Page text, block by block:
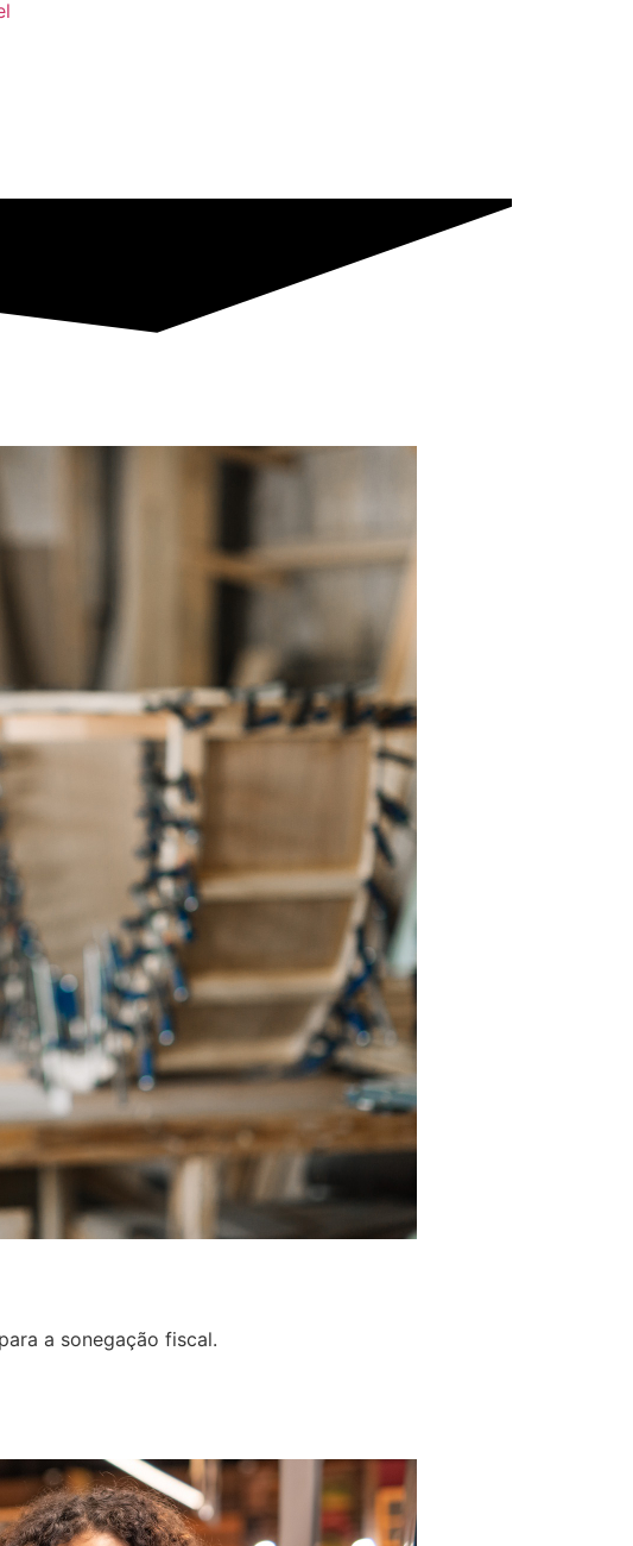
a sonegação fiscal.